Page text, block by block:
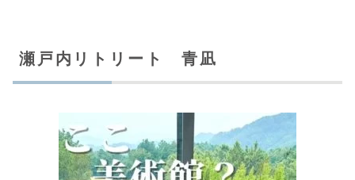
瀬戸内リトリート 青凪